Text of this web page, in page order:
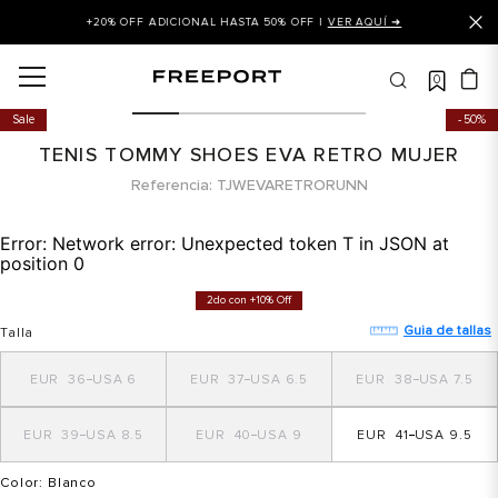
+20% OFF ADICIONAL HASTA 50% OFF | VER AQUÍ ➜
0
50%
Sale
TENIS TOMMY SHOES EVA RETRO MUJER
Referencia TJWEVARETRORUNN
Error: Network error: Unexpected token T in JSON at
position 0
2do con +10% Off
Talla Guia de tallas
6
36 6.5
37 7.5
38
8.5
39 9
40 9.5
41
Color: Blanco
balance
balance 327
tommy hilfiger
balance 574
mujer